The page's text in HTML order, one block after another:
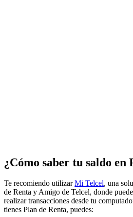
¿Cómo saber tu saldo en
Te recomiendo utilizarMi Telcel, una
de Renta y Amigo de Telcel, donde
realizar transacciones desde tu
tienes Plan de Renta, puedes: